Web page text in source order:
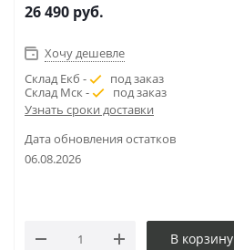
26 490 руб.
Хочу дешевле
Склад Екб -
под заказ
Склад Мск -
под заказ
Узнать сроки доставки
Дата обновления остатков
06.08.2026
В корзину